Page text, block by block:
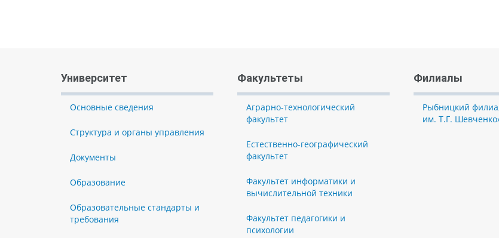
Университет
Основные сведения
Структура и органы управления
Документы
Образование
Образовательные стандарты и
требования
Факультеты
Аграрно-технологический
факультет
Естественно-географический
факультет
Факультет информатики и
вычислительной техники
Факультет педагогики и
психологии
Филиалы
Рыбницкий
им. Т.Г.